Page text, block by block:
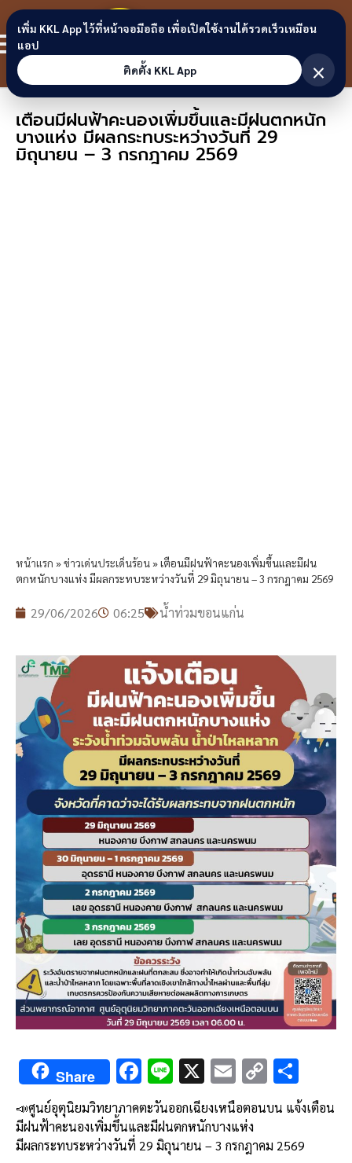
Skip to content
ขอนแก่น
ลิงก์
เตือนมีฝนฟ้าคะนองเพิ่มขึ้นและมีฝนตกหนัก
บางแห่ง มีผลกระทบระหว่างวันที่ 29
มิถุนายน – 3 กรกฎาคม 2569
หน้าแรก »ข่าวเด่นประเด็นร้อน»เตือนมีฝนฟ้าคะนองเพิ่มขึ้นและมีฝน
ตกหนักบางแห่ง มีผลกระทบระหว่างวันที่ 29 มิถุนายน – 3 กรกฎาคม 2569
29/06/2026 06:25 น้ำท่วมขอนแก่น
Share F
ac
e
b
Li
e
X E
m
ai
l
C
py
Li
h
ar
e
📣ศูนย์อุตุนิยมวิทยาภาคตะวันออกเฉียงเหนือตอนบน แจ้งเตือน
มีฝนฟ้าคะนองเพิ่มขึ้นและมีฝนตกหนักบางแห่ง
มีผลกระทบระหว่างวันที่ 29 มิถุนายน – 3 กรกฎาคม 2569
เพิ่ม KKL App ไว้ที่หน้าจอมือถือ เพื่อเปิดใช้งานได้รวดเร็วเหมือน
แอป
ติดตั้ง KKL App
×